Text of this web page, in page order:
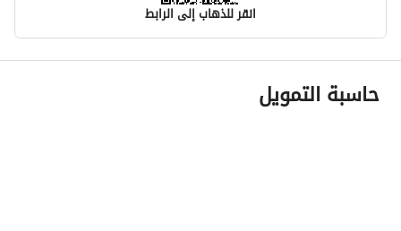
انقر للذهاب إلى الرابط
معلومات مسؤول الإعلان
اسم المسؤول
حاسبة التمويل